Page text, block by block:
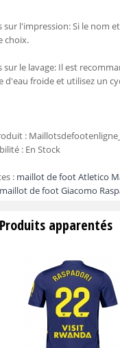
sur l'impression: Si le nom
choix.
sur le lavage: Il est
d'eau froide et utilisez un
:
: En Stock
: maillot de foot Atletico
maillot de foot Giacomo
Produits apparentés